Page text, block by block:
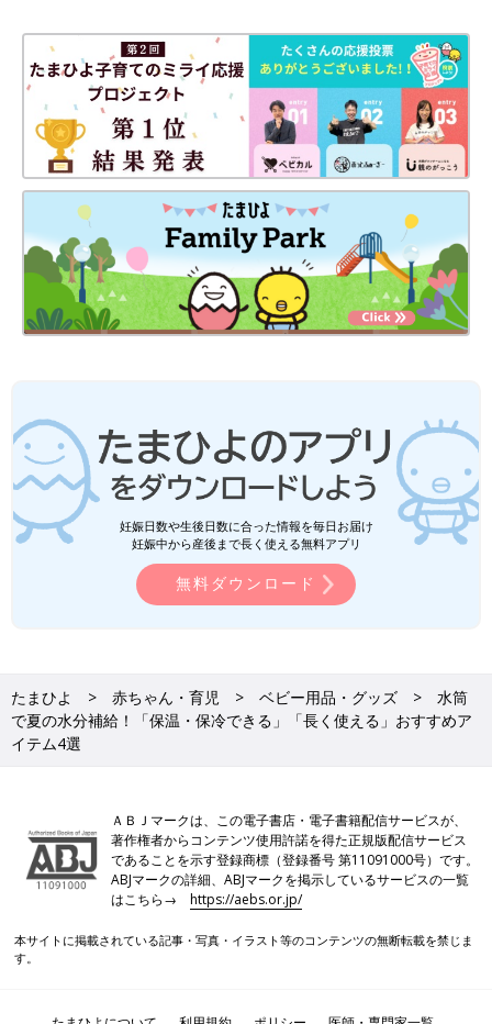
妊娠日数や生後日数に合った情報を毎日お届け
妊娠中から産後まで長く使える無料アプリ
無料ダウンロード
たまひよ 赤ちゃん・育児 ベビー用品・グッズ
水筒
で夏の水分補給！「保温・保冷できる」「長く使える」おすすめア
イテム4選
ＡＢＪマークは、この電子書店・電子書籍配信サービスが、
著作権者からコンテンツ使用許諾を得た正規版配信サービス
であることを示す登録商標（登録番号 第11091000号）です。
ABJマークの詳細、ABJマークを掲示しているサービスの一覧
はこちら→https://aebs.or.jp/
本サイトに掲載されている記事・写真・イラスト等のコンテンツの無断転載を禁じま
す。